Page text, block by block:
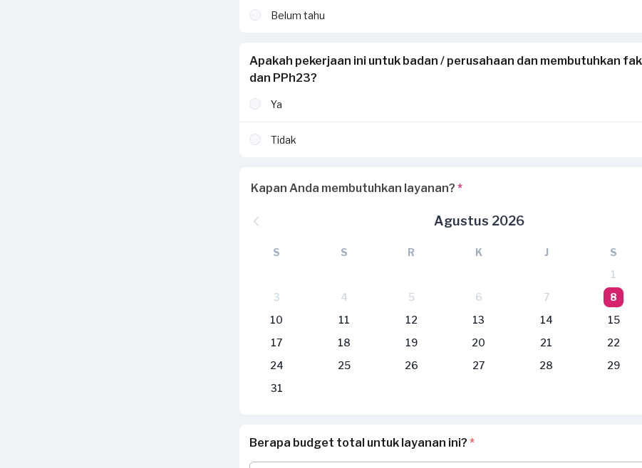
Belum tahu
Apakah pekerjaan ini untuk badan / perusahaan dan membutuhkan
dan PPh23?
Ya
Tidak
Kapan Anda membutuhkan layanan? *
Agustus 2026
S S R K J S
1
3
4 5 6 7 8
10
11 12 13 14 15
17
18 19 20 21 22
24
25 26 27 28 29
31
Berapa budget total untuk layanan ini? *